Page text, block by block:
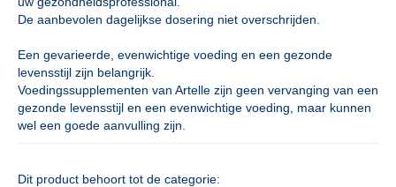
De aanbevolen dagelijkse dosering niet overschrijden.
Een gevarieerde, evenwichtige voeding en een gezonde
levensstijl zijn belangrijk.
Voedingssupplementen van Artelle zijn geen vervanging van een
gezonde levensstijl en een evenwichtige voeding, maar kunnen
wel een goede aanvulling zijn.
Dit product behoort tot de categorie: